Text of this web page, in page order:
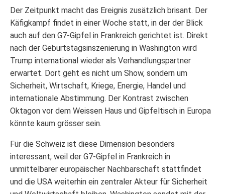
Der Zeitpunkt macht das Ereignis zusätzlich brisant. Der
Käfigkampf findet in einer Woche statt, in der der Blick
auch auf den G7-Gipfel in Frankreich gerichtet ist. Direkt
nach der Geburtstagsinszenierung in Washington wird
Trump international wieder als Verhandlungspartner
erwartet. Dort geht es nicht um Show, sondern um
Sicherheit, Wirtschaft, Kriege, Energie, Handel und
internationale Abstimmung. Der Kontrast zwischen
Oktagon vor dem Weissen Haus und Gipfeltisch in Europa
könnte kaum grösser sein.
Für die Schweiz ist diese Dimension besonders
interessant, weil der G7-Gipfel in Frankreich in
unmittelbarer europäischer Nachbarschaft stattfindet
und die USA weiterhin ein zentraler Akteur für Sicherheit